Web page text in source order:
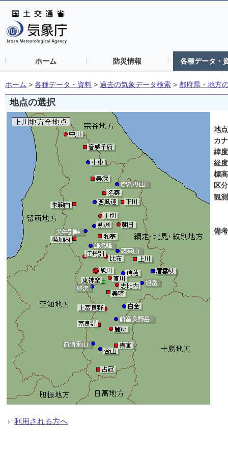
ホーム 防災情報 各種データ・
ホーム > 各種データ・資料 > 過去の気象データ検索 > 都府県・地方
地点の選択
地
カ
緯
経
標
区
観
備考
利用される方へ